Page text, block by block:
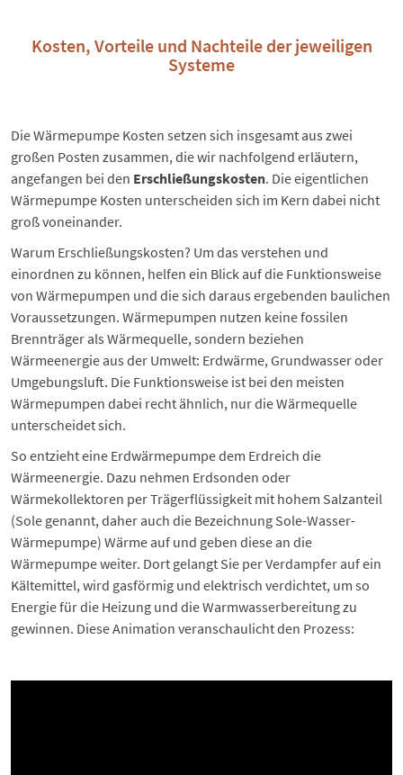
Kosten, Vorteile und Nachteile der jeweiligen
Systeme
Die Wärmepumpe Kosten setzen sich insgesamt aus zwei
großen Posten zusammen, die wir nachfolgend erläutern,
angefangen bei den Erschließungskosten. Die eigentlichen
Wärmepumpe Kosten unterscheiden sich im Kern dabei nicht
groß voneinander.
Warum Erschließungskosten? Um das verstehen und
einordnen zu können, helfen ein Blick auf die Funktionsweise
von Wärmepumpen und die sich daraus ergebenden baulichen
Voraussetzungen. Wärmepumpen nutzen keine fossilen
Brennträger als Wärmequelle, sondern beziehen
Wärmeenergie aus der Umwelt: Erdwärme, Grundwasser oder
Umgebungsluft. Die Funktionsweise ist bei den meisten
Wärmepumpen dabei recht ähnlich, nur die Wärmequelle
unterscheidet sich.
So entzieht eine Erdwärmepumpe dem Erdreich die
Wärmeenergie. Dazu nehmen Erdsonden oder
Wärmekollektoren per Trägerflüssigkeit mit hohem Salzanteil
(Sole genannt, daher auch die Bezeichnung Sole-Wasser-
Wärmepumpe) Wärme auf und geben diese an die
Wärmepumpe weiter. Dort gelangt Sie per Verdampfer auf ein
Kältemittel, wird gasförmig und elektrisch verdichtet, um so
Energie für die Heizung und die Warmwasserbereitung zu
gewinnen. Diese Animation veranschaulicht den Prozess: